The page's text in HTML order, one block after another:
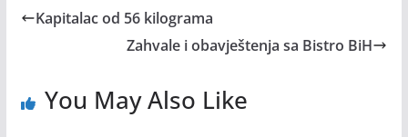
Kapitalac od 56 kilograma
Zahvale i obavještenja sa Bistro BiH
You May Also Like